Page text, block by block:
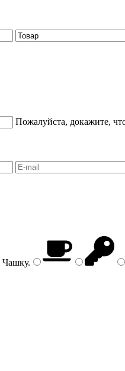
Пожалуйста, докажите,
Чашку.